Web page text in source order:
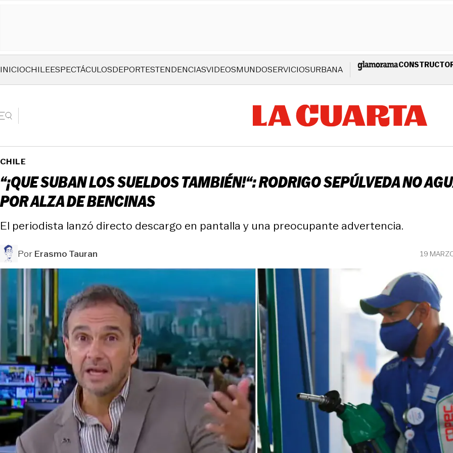
INICIOCHILEESPECTÁCULOSDEPORTESTENDENCIASVIDEOSMUNDOSERVICIOSURBANA
CHILE
“¡QUE SUBAN LOS SUELDOS TAMBIÉN!“: RODRIGO SEPÚLVEDA NO
POR ALZA DE BENCINAS
El periodista lanzó directo descargo en pantalla y una preocupante advertencia.
PorErasmo Tauran 19